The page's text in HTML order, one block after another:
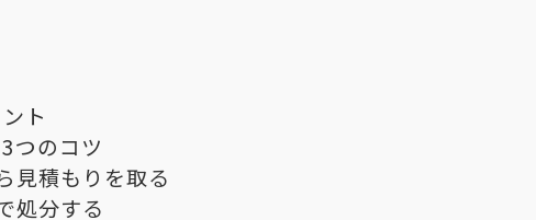
ト
つのコツ
見積もりを取る
処分する